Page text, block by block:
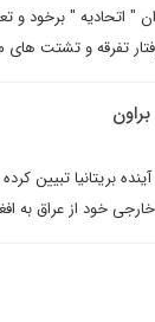
" اتحادیه " برخود
تفرقه و تشتت
بریتانیا تبیین
خود از عراق به